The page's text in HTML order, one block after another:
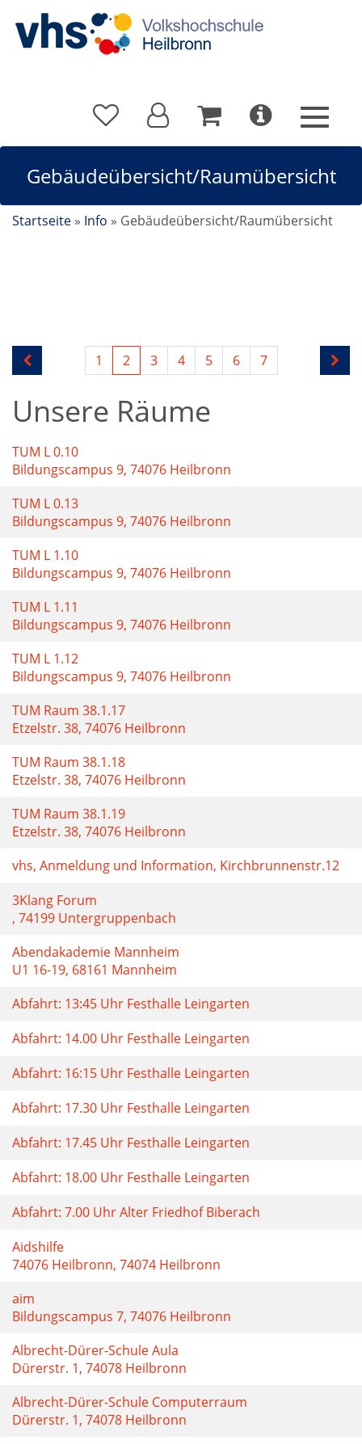
Gebäudeübersicht/Raumübersicht
Startseite » Info » Gebäudeübersicht/Raumübersicht
1 2 3 4 5 6 7
Unsere Räume
TUM L 0.10
Bildungscampus 9, 74076 Heilbronn
TUM L 0.13
Bildungscampus 9, 74076 Heilbronn
TUM L 1.10
Bildungscampus 9, 74076 Heilbronn
TUM L 1.11
Bildungscampus 9, 74076 Heilbronn
TUM L 1.12
Bildungscampus 9, 74076 Heilbronn
TUM Raum 38.1.17
Etzelstr. 38, 74076 Heilbronn
TUM Raum 38.1.18
Etzelstr. 38, 74076 Heilbronn
TUM Raum 38.1.19
Etzelstr. 38, 74076 Heilbronn
vhs, Anmeldung und Information, Kirchbrunnenstr.12
3Klang Forum
, 74199 Untergruppenbach
Abendakademie Mannheim
U1 16-19, 68161 Mannheim
Abfahrt: 13:45 Uhr Festhalle Leingarten
Abfahrt: 14.00 Uhr Festhalle Leingarten
Abfahrt: 16:15 Uhr Festhalle Leingarten
Abfahrt: 17.30 Uhr Festhalle Leingarten
Abfahrt: 17.45 Uhr Festhalle Leingarten
Abfahrt: 18.00 Uhr Festhalle Leingarten
Abfahrt: 7.00 Uhr Alter Friedhof Biberach
Aidshilfe
74076 Heilbronn, 74074 Heilbronn
aim
Bildungscampus 7, 74076 Heilbronn
Albrecht-Dürer-Schule Aula
Dürerstr. 1, 74078 Heilbronn
Albrecht-Dürer-Schule Computerraum
Dürerstr. 1, 74078 Heilbronn